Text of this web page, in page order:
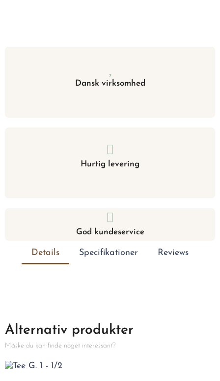
Dansk virksomhed
Hurtig levering
God kundeservice
Details Specifikationer Reviews
Alternativ produkter
Måske du kan finde noget interessant?